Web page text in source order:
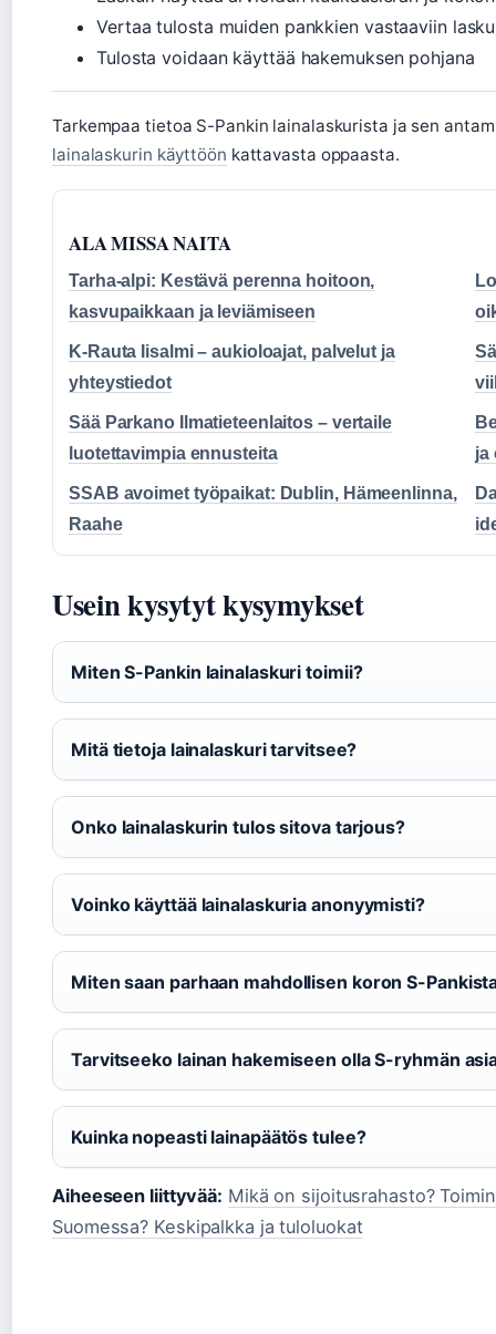
Vertaa tulosta muiden pankkien vastaaviin
Tulosta voidaan käyttää hakemuksen pohjana
Tarkempaa tietoa S-Pankin lainalaskurista ja sen
lainalaskurin käyttöön kattavasta oppaasta.
ALA MISSA NAITA
Tarha-alpi: Kestävä perenna hoitoon,
kasvupaikkaan ja leviämiseen
K-Rauta Iisalmi – aukioloajat, palvelut ja
yhteystiedot
Sää Parkano Ilmatieteenlaitos – vertaile
luotettavimpia ennusteita
ja
SSAB avoimet työpaikat: Dublin, Hämeenlinna,
Raahe
Usein kysytyt kysymykset
Miten S-Pankin lainalaskuri toimii?
Mitä tietoja lainalaskuri tarvitsee?
Onko lainalaskurin tulos sitova tarjous?
Voinko käyttää lainalaskuria anonyymisti?
Miten saan parhaan mahdollisen koron S-
Tarvitseeko lainan hakemiseen olla S-ryhmän
Kuinka nopeasti lainapäätös tulee?
Aiheeseen liittyvää: Mikä on sijoitusrahasto?
Suomessa? Keskipalkka ja tuloluokat